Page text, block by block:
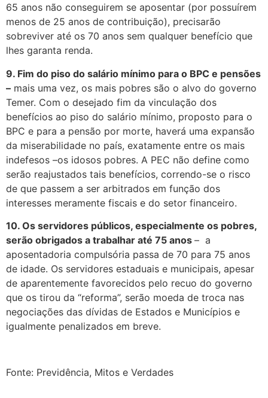
65 anos não conseguirem se aposentar (por possuírem
menos de 25 anos de contribuição), precisarão
sobreviver até os 70 anos sem qualquer benefício que
lhes garanta renda.
9. Fim do piso do salário mínimo para o BPC e pensões
– mais uma vez, os mais pobres são o alvo do governo
Temer. Com o desejado fim da vinculação dos
benefícios ao piso do salário mínimo, proposto para o
BPC e para a pensão por morte, haverá uma expansão
da miserabilidade no país, exatamente entre os mais
indefesos –os idosos pobres. A PEC não define como
serão reajustados tais benefícios, correndo-se o risco
de que passem a ser arbitrados em função dos
interesses meramente fiscais e do setor financeiro.
10. Os servidores públicos, especialmente os pobres,
serão obrigados a trabalhar até 75 anos – a
aposentadoria compulsória passa de 70 para 75 anos
de idade. Os servidores estaduais e municipais, apesar
de aparentemente favorecidos pelo recuo do governo
que os tirou da “reforma”, serão moeda de troca nas
negociações das dívidas de Estados e Municípios e
igualmente penalizados em breve.
Fonte: Previdência, Mitos e Verdades